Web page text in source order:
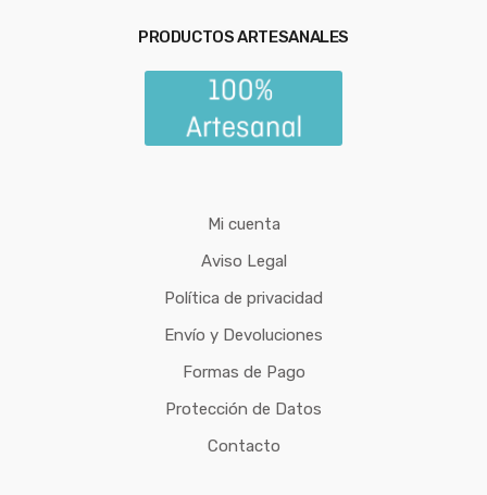
PRODUCTOS ARTESANALES
Mi cuenta
Aviso Legal
Política de privacidad
Envío y Devoluciones
Formas de Pago
Protección de Datos
Contacto